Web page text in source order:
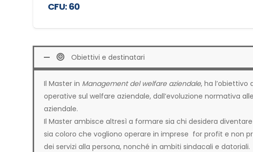
CFU: 60
Obiettivi e destinatari
Il Master in Management del welfare aziendale, ha
operative sul welfare aziendale, dall’evoluzione normativa
aziendale.
Il Master ambisce altresì a formare sia chi desidera
sia coloro che vogliono operare in imprese for profit e non
dei servizi alla persona, nonché in ambiti sindacali e datoriali.